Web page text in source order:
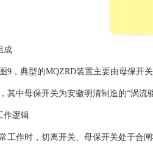
成
9，典型的MQZRD装置主要由母保开
其中母保开关为安徽明清制造的“涡流
作逻辑
工作时，切离开关、母保开关处于合